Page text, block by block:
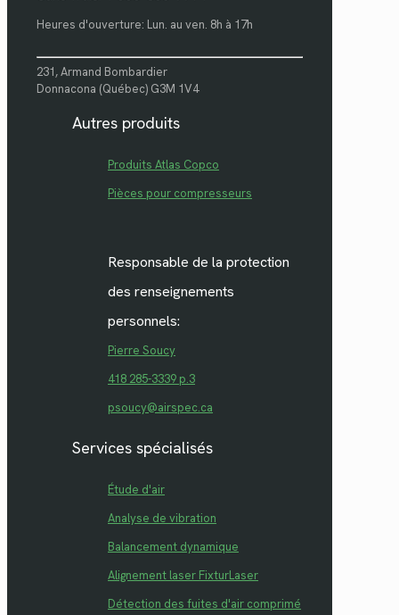
Heures d'ouverture: Lun. au ven. 8h à 17h
231, Armand Bombardier
Donnacona (Québec) G3M 1V4
Autres produits
Produits Atlas Copco
Pièces pour compresseurs
Responsable de la protection
des renseignements
personnels:
Pierre Soucy
418 285-3339 p.3
psoucy@airspec.ca
Services spécialisés
Étude d'air
Analyse de vibration
Balancement dynamique
Alignement laser FixturLaser
Détection des fuites d'air comprimé